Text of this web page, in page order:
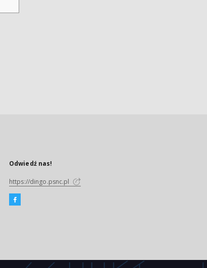
Odwiedź nas!
https://dingo.psnc.pl